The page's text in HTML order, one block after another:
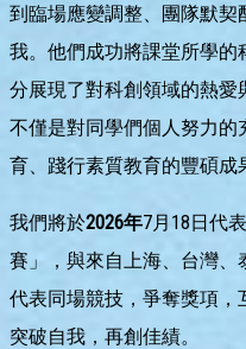
到臨場應變調整、團隊默契
我。他們成功將課堂所學
分展現了對科創領域的熱愛
不僅是對同學們個人努力
育、踐行素質教育的豐碩成
我們將於2026年7月18日代
賽」，與來自上海、台灣
代表同場競技，爭奪獎項
突破自我，再創佳績。